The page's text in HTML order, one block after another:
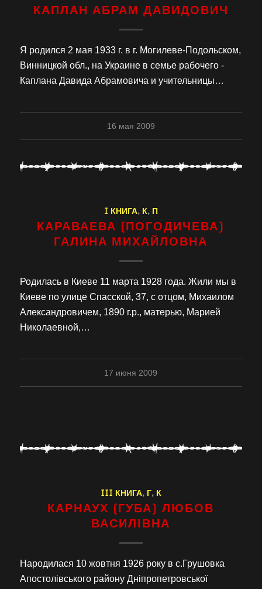
КАПЛАН АБРАМ ДАВИДОВИЧ
Я родился 2 мая 1933 г. в г. Могилеве-Подольском,
Винницкой обл., на Украине в семье рабочего -
Каплана Давида Абрамовича и учительницы…
16 мая 2009
I КНИГА, К, П
КАРАВАЕВА (ПОГОДИЧЕВА)
ГАЛИНА МИХАЙЛОВНА
Родилась в Киеве 11 марта 1928 года. Жили мы в
Киеве по улице Спасской, 37, с отцом, Михаилом
Александровичем, 1890 г.р., матерью, Марией
Николаевной,…
17 июня 2009
III КНИГА, Г, К
КАРНАУХ (ГУБА) ЛЮБОВ
ВАСИЛІВНА
Народилася 10 жовтня 1926 року в с.Грушовка
Апостолівського району Дніпропетровської